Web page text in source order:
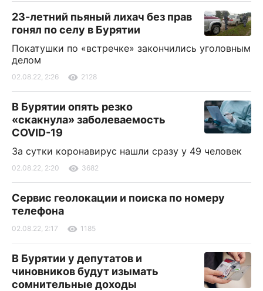
23-летний пьяный лихач без прав
гонял по селу в Бурятии
Покатушки по «встречке» закончились уголовным
делом
02.08.22, 2:26 2128
В Бурятии опять резко
«скакнула» заболеваемость
COVID-19
За сутки коронавирус нашли сразу у 49 человек
02.08.22, 2:20 3682
Сервис геолокации и поиска по номеру
телефона
02.08.22, 2:17 1185
В Бурятии у депутатов и
чиновников будут изымать
сомнительные доходы